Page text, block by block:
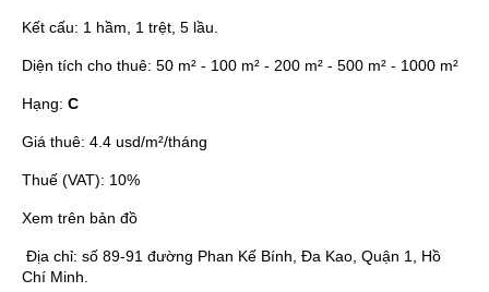
Kết cấu: 1 hầm, 1 trệt, 5 lầu.
Diện tích cho thuê: 50 m² - 100 m² - 200 m² - 500 m² - 1000 m²
Hạng: C
Giá thuê: 4.4 usd/m²/tháng
Thuế (VAT): 10%
Xem trên bản đồ
Địa chỉ: số 89-91 đường Phan Kế Bính, Đa Kao, Quận 1, Hồ
Chí Minh.